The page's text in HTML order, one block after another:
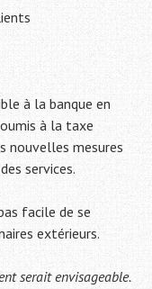
à la banque en
à la taxe
nouvelles mesures
services.
facile de se
extérieurs.
serait envisageable.